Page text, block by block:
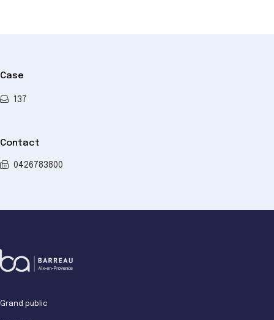
Case
137
Contact
0426783800
Grand public